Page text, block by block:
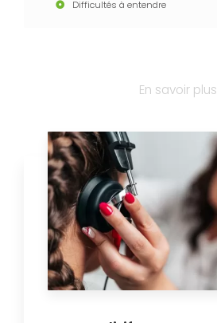
Difficultés à entendre
En savoir plus